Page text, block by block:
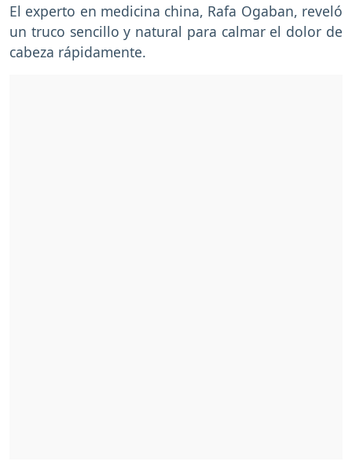
El experto en medicina china, Rafa Ogaban, reveló
un truco sencillo y natural para calmar el dolor de
cabeza rápidamente.